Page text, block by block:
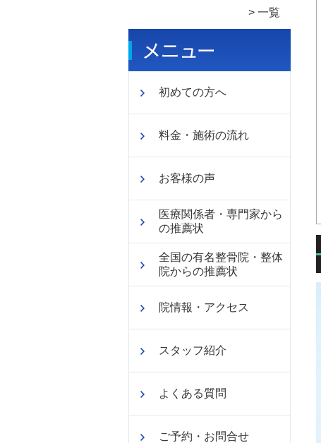
一覧
初めての方へ
料金・施術の流れ
お客様の声
医療関係者・専門家から
の推薦状
全国の有名整骨院・整体
院からの推薦状
院情報・アクセス
スタッフ紹介
よくある質問
ご予約・お問合せ